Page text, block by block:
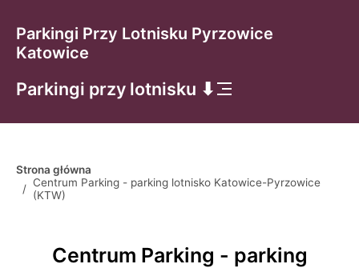
Parkingi Przy Lotnisku Pyrzowice
Katowice
Parkingi przy lotnisku ⬇
Strona główna
/ Centrum Parking - parking lotnisko Katowice-Pyrzowice
(KTW)
Centrum Parking - parking